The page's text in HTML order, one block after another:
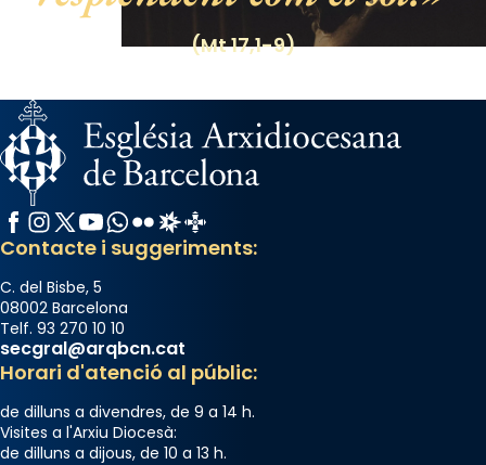
Photo
Share(Mt 17,1-9)
Facebook
Instagram
X / Twitter
YouTube
WhatsApp
FlickrRadio Estel
Catalunya Cristiana
Contacte i suggeriments:
C. del Bisbe, 5
08002 Barcelona
Telf. 93 270 10 10
secgral@arqbcn.cat
Horari d'atenció al públic:
de dilluns a divendres, de 9 a 14 h.
Visites a l'Arxiu Diocesà:
de dilluns a dijous, de 10 a 13 h.